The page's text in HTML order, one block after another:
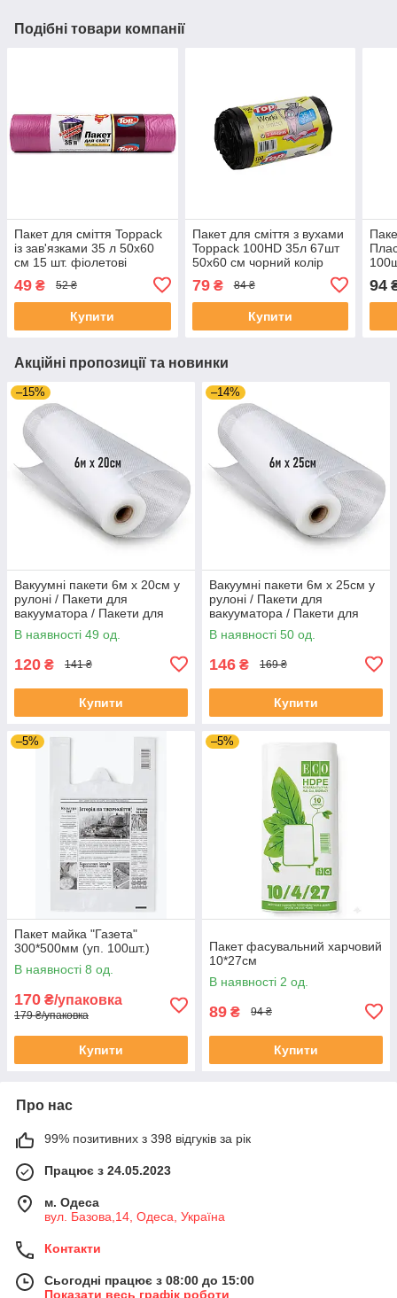
Подібні товари компанії
Пакет для сміття Toppack
із зав'язками 35 л 50х60
см 15 шт. фіолетові
49 ₴ 52 ₴
Купити
Пакет для сміття з вухами
Toppack 100HD 35л 67шт
50х60 см чорний колір
79₴ 84 ₴
Купити
94
Акційні пропозиції та новинки
–15%
Вакуумні пакети 6м х 20см у
рулоні / Пакети для
вакууматора / Пакети для
вакуумування продуктів
В наявності 49 од.
120 ₴ 141 ₴
Купити
–14%
Вакуумні пакети 6м х 25см у
рулоні / Пакети для
вакууматора / Пакети для
вакуумування продуктів
В наявності 50 од.
146 ₴ 169 ₴
Купити
–5%
Пакет майка "Газета"
300*500мм (уп. 100шт.)
В наявності 8 од.
170 ₴/упаковка
179 ₴/упаковка
Купити
–5%
Пакет фасувальний харчовий
10*27см
В наявності 2 од.
89 ₴ 94 ₴
Купити
Про нас
99% позитивних з 398 відгуків за рік
Працює з 24.05.2023
м. Одеса
вул. Базова,14, Одеса, Україна
Контакти
Сьогодні працює з 08:00 до 15:00
Показати весь графік роботи